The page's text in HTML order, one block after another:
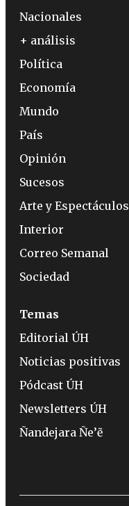
Nacionales
+ análisis
Política
Economía
Mundo
País
Opinión
Sucesos
Arte y Espectáculos
Interior
Correo Semanal
Sociedad
Temas
Editorial ÚH
Noticias positivas
Pódcast ÚH
Newsletters ÚH
Ñandejara Ñe’ẽ